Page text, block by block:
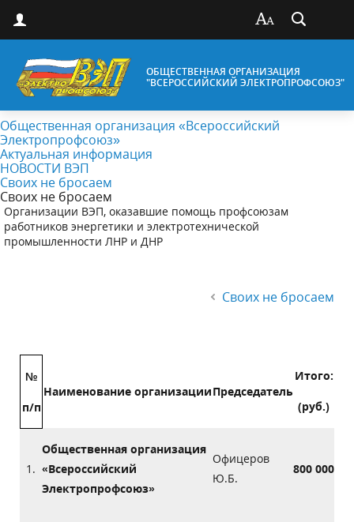
ОБЩЕСТВЕННАЯ ОРГАНИЗАЦИЯ
"ВСЕРОССИЙСКИЙ ЭЛЕКТРОПРОФСОЮЗ"
Общественная организация «Всероссийский
Электропрофсоюз»
Актуальная информация
НОВОСТИ ВЭП
Своих не бросаем
Своих не бросаем
Организации ВЭП, оказавшие помощь профсоюзам
работников энергетики и электротехнической
промышленности ЛНР и ДНР
Своих не бросаем
№
п/п
Наименование организацииПредседатель
Итого:
(руб.)
1.
Общественная организация
«Всероссийский
Электропрофсоюз»
Офицеров
Ю.Б.
800 000